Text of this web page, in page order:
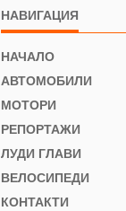
НАВИГАЦИЯ
НАЧАЛО
АВТОМОБИЛИ
МОТОРИ
РЕПОРТАЖИ
ЛУДИ ГЛАВИ
ВЕЛОСИПЕДИ
КОНТАКТИ